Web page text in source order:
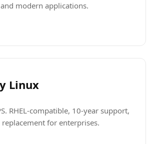
modern applications.
Linux
RHEL-compatible, 10-year support,
replacement for enterprises.